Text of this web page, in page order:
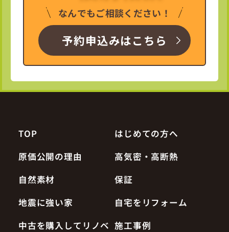
なんでもご相談ください！
予約申込みはこちら
TOP
はじめての方へ
原価公開の理由
高気密・高断熱
自然素材
保証
地震に強い家
自宅をリフォーム
中古を購入してリノベ 施工事例